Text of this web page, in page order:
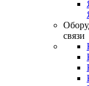
связи